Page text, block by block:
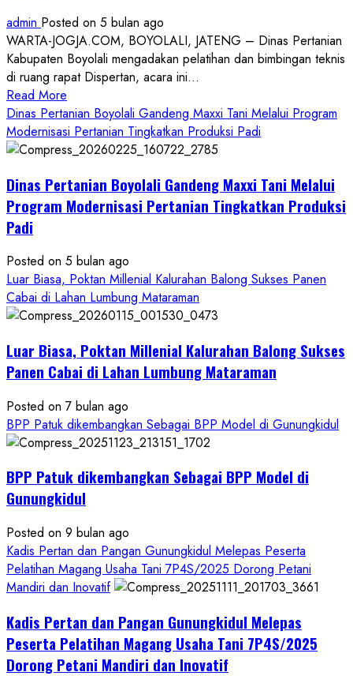
admin Posted on 5 bulan ago
WARTA-JOGJA.COM, BOYOLALI, JATENG – Dinas Pertanian
Kabupaten Boyolali mengadakan pelatihan dan bimbingan teknis
di ruang rapat Dispertan, acara ini...
Read More
more
about
Dinas
Boyolali
Gelar
Singkong
Wujudkan
Ketahanan
Pangan
Petani
Dinas Pertanian Boyolali Gandeng Maxxi Tani Melalui Program
Modernisasi Pertanian Tingkatkan Produksi Padi
Dinas Pertanian Boyolali Gandeng Maxxi Tani Melalui
Program Modernisasi Pertanian Tingkatkan Produksi
Padi
Posted on 5 bulan ago
Luar Biasa, Poktan Millenial Kalurahan Balong Sukses Panen
Cabai di Lahan Lumbung Mataraman
Luar Biasa, Poktan Millenial Kalurahan Balong Sukses
Panen Cabai di Lahan Lumbung Mataraman
Posted on 7 bulan ago
BPP Patuk dikembangkan Sebagai BPP Model di Gunungkidul
BPP Patuk dikembangkan Sebagai BPP Model di
Gunungkidul
Posted on 9 bulan ago
Kadis Pertan dan Pangan Gunungkidul Melepas Peserta
Pelatihan Magang Usaha Tani 7P4S/2025 Dorong Petani
Mandiri dan Inovatif
Kadis Pertan dan Pangan Gunungkidul Melepas
Peserta Pelatihan Magang Usaha Tani 7P4S/2025
Dorong Petani Mandiri dan Inovatif